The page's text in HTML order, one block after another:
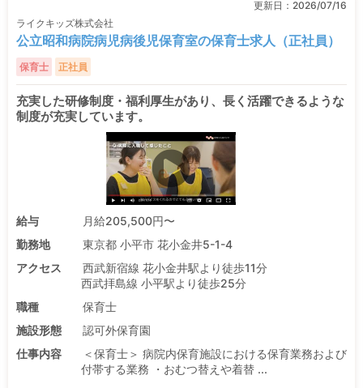
更新日： 2026/07/16
ライクキッズ株式会社
公立昭和病院病児病後児保育室の保育士求人（正社員）
保育士 正社員
充実した研修制度・福利厚生があり、長く活躍できるような
制度が充実しています。
給与
月給205,500円〜
勤務地
東京都 小平市 花小金井5-1-4
アクセス
西武新宿線 花小金井駅より徒歩11分
西武拝島線 小平駅より徒歩25分
職種
保育士
施設形態
認可外保育園
仕事内容
＜保育士＞ 病院内保育施設における保育業務および
付帯する業務 ・おむつ替えや着替 ...